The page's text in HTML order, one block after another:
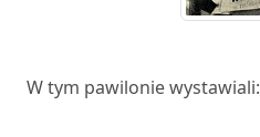
W tym pawilonie wystawiali: